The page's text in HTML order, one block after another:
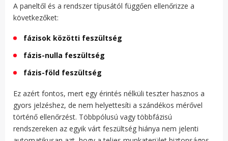
A paneltől és a rendszer típusától függően ellenőrizze a
következőket:
fázisok közötti feszültség
fázis-nulla feszültség
fázis-föld feszültség
Ez azért fontos, mert egy érintés nélküli teszter hasznos a
gyors jelzéshez, de nem helyettesíti a szándékos mérővel
történő ellenőrzést. Többpólusú vagy többfázisú
rendszereken az egyik várt feszültség hiánya nem jelenti